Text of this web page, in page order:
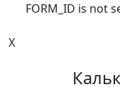
FORM_ID is not
X